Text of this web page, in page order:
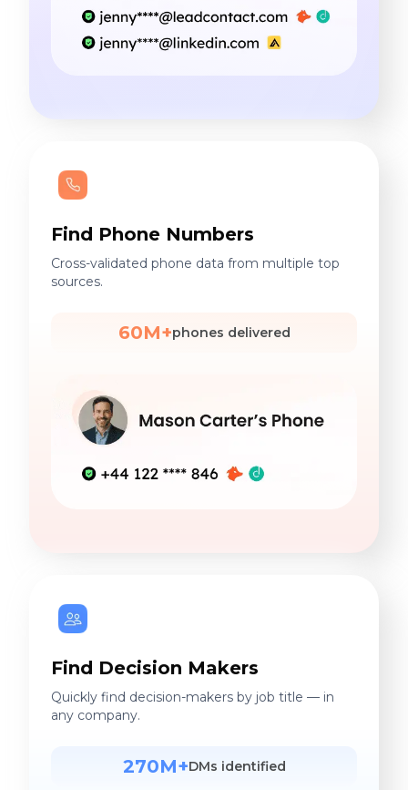
Find Phone Numbers
Cross-validated phone data from multiple top
sources.
60M+phones delivered
Find Decision Makers
Quickly find decision-makers by job title — in
any company.
270M+DMs identified